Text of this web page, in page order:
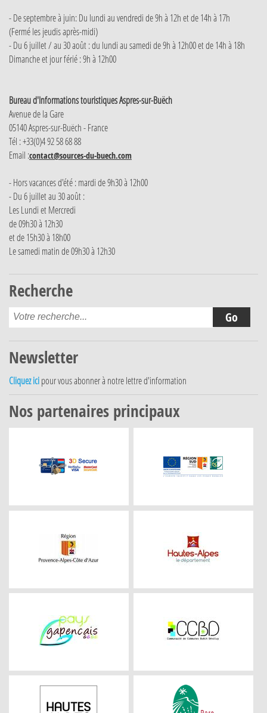
- De septembre à juin: Du lundi au vendredi de 9h à 12h et de 14h à 17h
(Fermé les jeudis après-midi)
- Du 6 juillet / au 30 août : du lundi au samedi de 9h à 12h00 et de 14h à 18h
Dimanche et jour férié : 9h à 12h00
Bureau d'Informations touristiques Aspres-sur-Buëch
Avenue de la Gare
05140 Aspres-sur-Buëch - France
Tél : +33(0)4 92 58 68 88
Email :contact@sources-du-buech.com
- Hors vacances d'été : mardi de 9h30 à 12h00
- Du 6 juillet au 30 août :
Les Lundi et Mercredi
de 09h30 à 12h30
et de 15h30 à 18h00
Le samedi matin de 09h30 à 12h30
Recherche
Newsletter
Cliquez ici pour vous abonner à notre lettre d'information
Nos partenaires principaux